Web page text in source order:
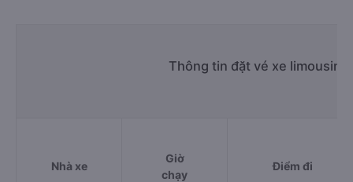
Thông tin đặt vé xe
Nhà xe
Giờ
chạy
Điểm đi